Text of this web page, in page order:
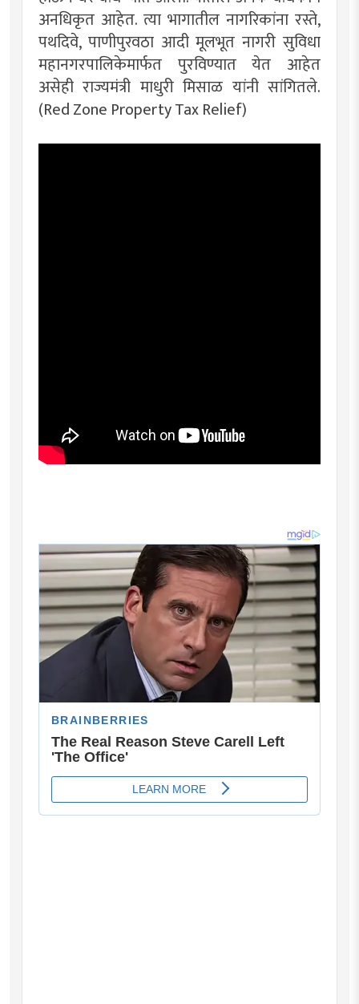
अनधिकृत आहेत. त्या भागातील नागरिकांना रस्ते,
पथदिवे, पाणीपुरवठा आदी मूलभूत नागरी सुविधा
महानगरपालिकेमार्फत पुरविण्यात येत आहेत
असेही राज्यमंत्री माधुरी मिसाळ यांनी सांगितले.
(Red Zone Property Tax Relief)